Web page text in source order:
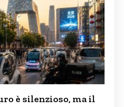
è silenzioso, ma il